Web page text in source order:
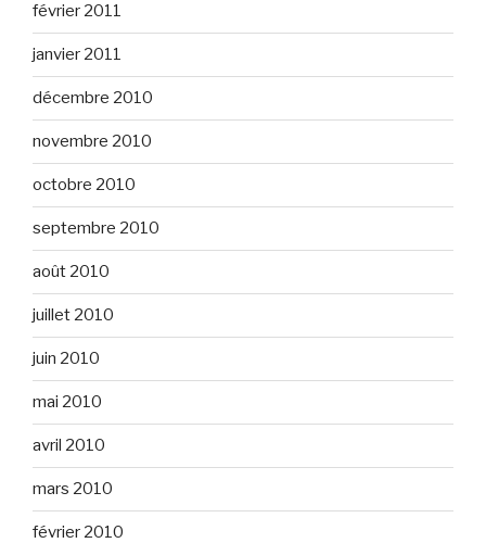
février 2011
janvier 2011
décembre 2010
novembre 2010
octobre 2010
septembre 2010
août 2010
juillet 2010
juin 2010
mai 2010
avril 2010
mars 2010
février 2010